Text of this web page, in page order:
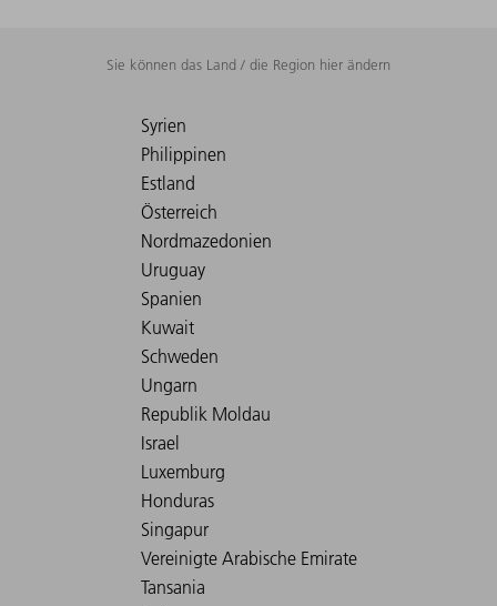
Sie können das Land / die Region hier ändern